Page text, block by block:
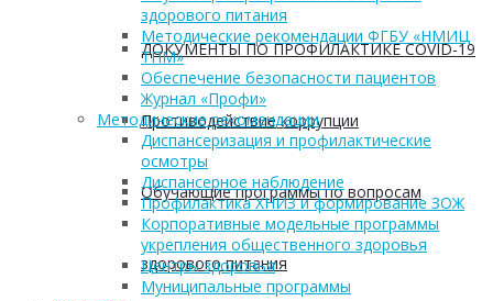
ДОКУМЕНТЫ ПО ПРОФИЛАКТИКЕ COVID-19
Противодействие коррупции
Обучающие программы по вопросам
здорового питания
здорового питания
Методические рекомендации ФГБУ «НМИЦ
ТПМ»
Обеспечение безопасности пациентов
Журнал «Профи»
Методические рекомендации
Диспансеризация и профилактические
осмотры
Диспансерное наблюдение
Профилактика ХНИЗ и формирование ЗОЖ
Корпоративные модельные программы
укрепления общественного здоровья
Центры здоровья
Муниципальные программы